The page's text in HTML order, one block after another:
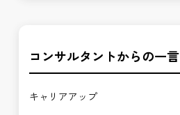
コンサルタントからの一言
キャリアアップ